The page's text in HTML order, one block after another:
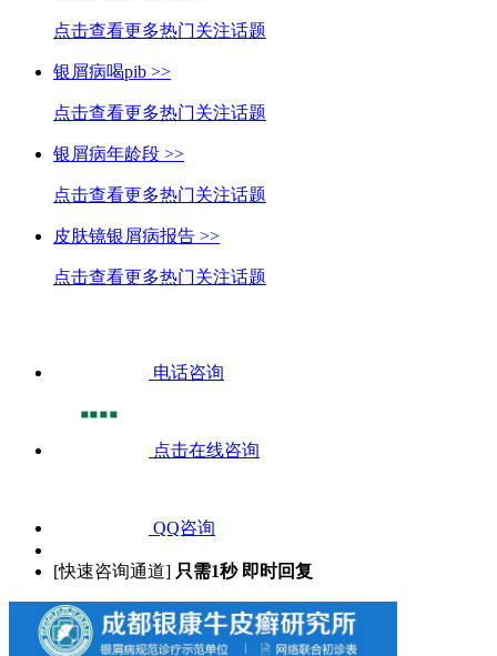
点击查看更多热门关注话题
银屑病喝pib >>
点击查看更多热门关注话题
银屑病年龄段 >>
点击查看更多热门关注话题
皮肤镜银屑病报告 >>
点击查看更多热门关注话题
电话咨询
点击在线咨询
QQ咨询
[快速咨询通道] 只需1秒 即时回复